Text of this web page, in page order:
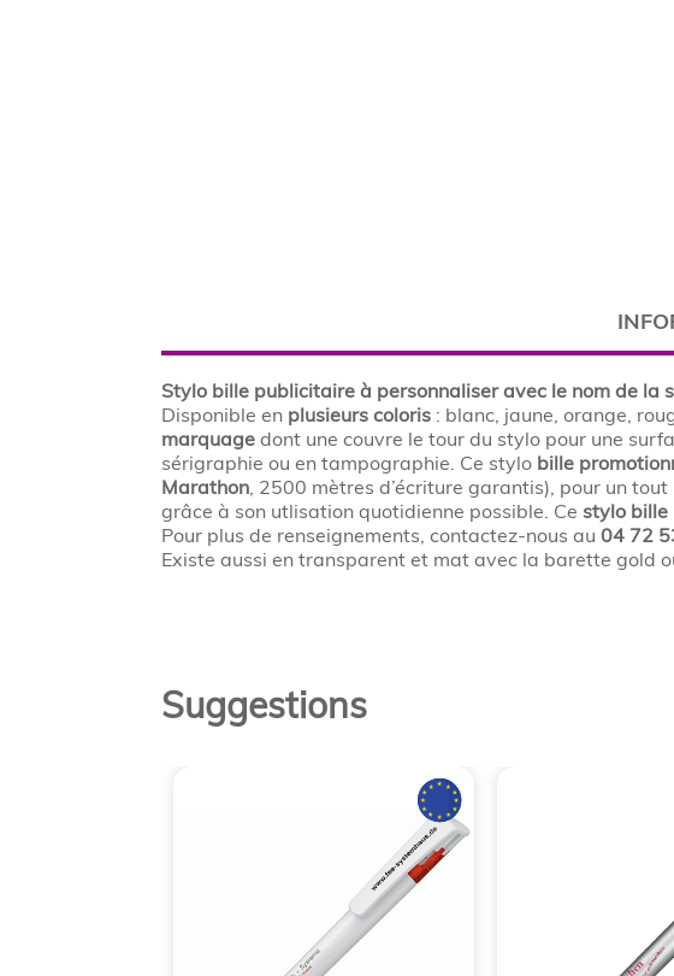
Stylo bille publicitaire à personnaliser avec le nom de la
Disponible en plusieurs coloris : blanc, jaune, orange,
marquage dont une couvre le tour du stylo pour une
sérigraphie ou en tampographie. Ce stylo bille
Marathon, 2500 mètres d’écriture garantis), pour un
grâce à son utlisation quotidienne possible. Ce stylo bille
Pour plus de renseignements, contactez-nous au04 72
Existe aussi en transparent et mat avec la barette gold
Suggestions